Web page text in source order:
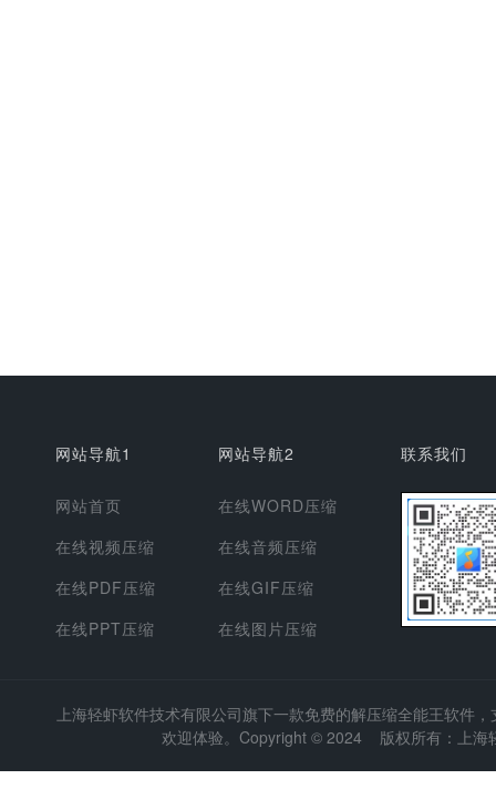
网站导航1
网站首页
在线视频压缩
在线PDF压缩
在线PPT压缩
网站导航2
在线WORD压缩
在线音频压缩
在线GIF压缩
在线图片压缩
联系我们
上海轻虾软件技术有限公司旗下一款免费的解压缩全能王软件
欢迎体验。Copyright © 2024 版权所有：上